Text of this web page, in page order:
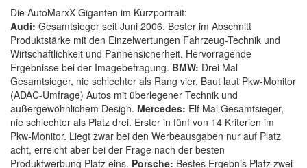
Die AutoMarxX-Giganten im Kurzportrait:
Audi: Gesamtsieger seit Juni 2006. Bester im Abschnitt
Produktstärke mit den Einzelwertungen Fahrzeug-Technik und
Wirtschaftlichkeit und Pannensicherheit. Hervorragende
Ergebnisse bei der Imagebefragung. BMW: Drei Mal
Gesamtsieger, nie schlechter als Rang vier. Baut laut Pkw-Monitor
(ADAC-Umfrage) Autos mit überlegener Technik und
außergewöhnlichem Design. Mercedes: Elf Mal Gesamtsieger,
nie schlechter als Platz drei. Erster in fünf von 14 Kriterien im
Pkw-Monitor. Liegt zwar bei den Werbeausgaben nur auf Platz
acht, erreicht aber bei der Frage nach der besten
Produktwerbung Platz eins. Porsche: Bestes Ergebnis Platz zwei